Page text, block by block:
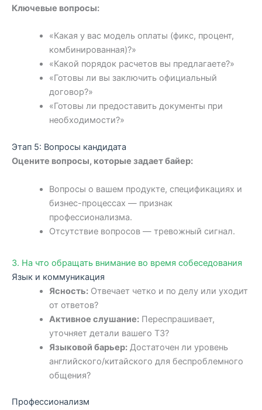
Ключевые вопросы:
«Какая у вас модель оплаты (фикс, процент,
комбинированная)?»
«Какой порядок расчетов вы предлагаете?»
«Готовы ли вы заключить официальный
договор?»
«Готовы ли предоставить документы при
необходимости?»
Этап 5: Вопросы кандидата
Оцените вопросы, которые задает байер:
Вопросы о вашем продукте, спецификациях и
бизнес-процессах — признак
профессионализма.
Отсутствие вопросов — тревожный сигнал.
3. На что обращать внимание во время собеседования
Язык и коммуникация
Ясность:Отвечает четко и по делу или уходит
от ответов?
Активное слушание:Переспрашивает,
уточняет детали вашего ТЗ?
Языковой барьер:Достаточен ли уровень
английского/китайского для беспроблемного
общения?
Профессионализм